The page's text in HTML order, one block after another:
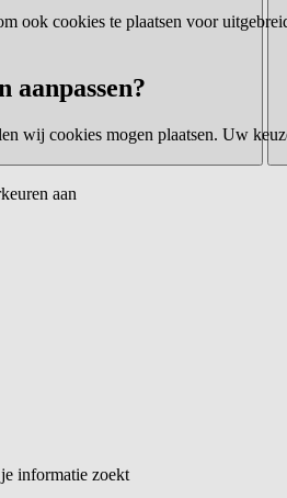
informatie zoekt
ook cookies te plaatsen voor
aanpassen?
wij cookies mogen plaatsen. Uw
aan